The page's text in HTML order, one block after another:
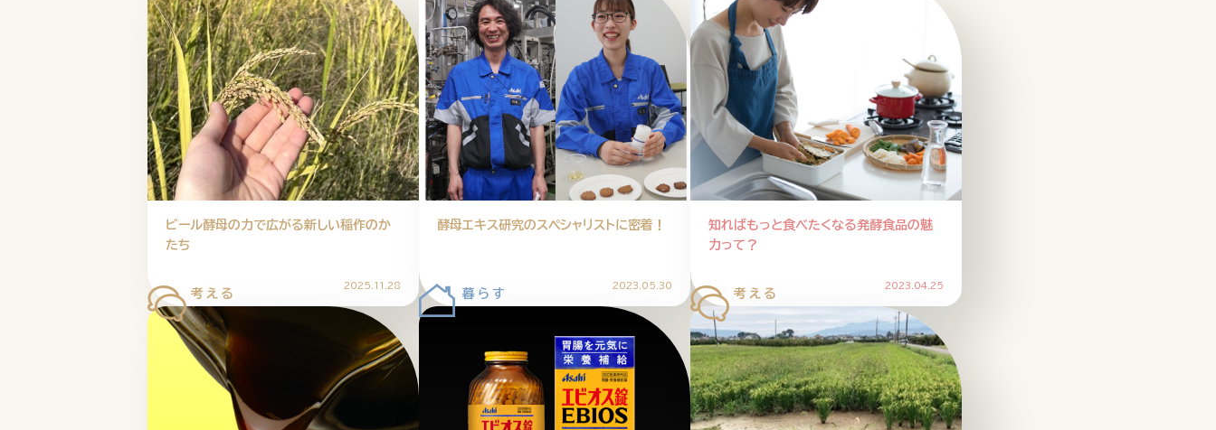
企業情報 ニュースリリース プライバシーポリシー 推奨環境
ビール酵母の力で広がる新しい稲作のか
たち
2025.11.28
酵母エキス研究のスペシャリストに密着！
2023.05.30
知ればもっと食べたくなる発酵食品の魅
力って？
2023.04.25